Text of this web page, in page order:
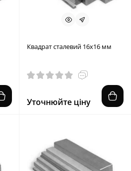
Квадрат сталевий 16х16 мм
Уточнюйте ціну